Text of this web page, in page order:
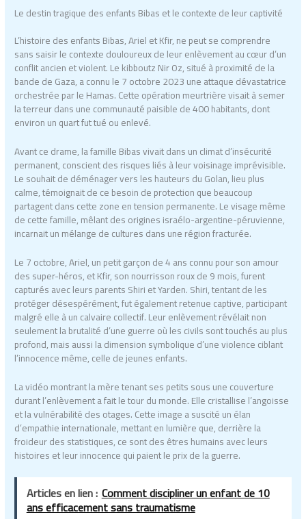
Le destin tragique des enfants Bibas et le contexte de leur captivité
L’histoire des enfants Bibas, Ariel et Kfir, ne peut se comprendre
sans saisir le contexte douloureux de leur enlèvement au cœur d’un
conflit ancien et violent. Le kibboutz Nir Oz, situé à proximité de la
bande de Gaza, a connu le 7 octobre 2023 une attaque dévastatrice
orchestrée par le Hamas. Cette opération meurtrière visait à semer
la terreur dans une communauté paisible de 400 habitants, dont
environ un quart fut tué ou enlevé.
Avant ce drame, la famille Bibas vivait dans un climat d’insécurité
permanent, conscient des risques liés à leur voisinage imprévisible.
Le souhait de déménager vers les hauteurs du Golan, lieu plus
calme, témoignait de ce besoin de protection que beaucoup
partagent dans cette zone en tension permanente. Le visage même
de cette famille, mêlant des origines israélo-argentine-péruvienne,
incarnait un mélange de cultures dans une région fracturée.
Le 7 octobre, Ariel, un petit garçon de 4 ans connu pour son amour
des super-héros, et Kfir, son nourrisson roux de 9 mois, furent
capturés avec leurs parents Shiri et Yarden. Shiri, tentant de les
protéger désespérément, fut également retenue captive, participant
malgré elle à un calvaire collectif. Leur enlèvement révélait non
seulement la brutalité d’une guerre où les civils sont touchés au plus
profond, mais aussi la dimension symbolique d’une violence ciblant
l’innocence même, celle de jeunes enfants.
La vidéo montrant la mère tenant ses petits sous une couverture
durant l’enlèvement a fait le tour du monde. Elle cristallise l’angoisse
et la vulnérabilité des otages. Cette image a suscité un élan
d’empathie internationale, mettant en lumière que, derrière la
froideur des statistiques, ce sont des êtres humains avec leurs
histoires et leur innocence qui paient le prix de la guerre.
Articles en lien : Comment discipliner un enfant de 10
ans efficacement sans traumatisme